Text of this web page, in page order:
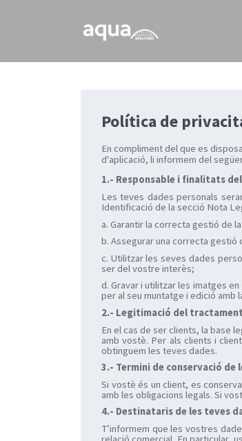
Política de
En compliment del que es
d'aplicació, li informem del
1.- Responsable i finalitats
Les teves dades personals
Identificació de la secció Nota
a. Garantir la correcta gestió de
b. Assegurar una correcta
c. Utilitzar les seves dades
ser del vostre interès;
d. Gravar i utilitzar les imatges
per al seu muntatge i edició amb
2.- Legitimació del
En el cas de ser clients, la base
amb vostè. Per als clients i
obtinguem les teves dades.
3.- Termini de conservació de
Si vostè és un client, es
amb les obligacions legals. Si
4.- Destinataris de les teves
T’informem que les vostres